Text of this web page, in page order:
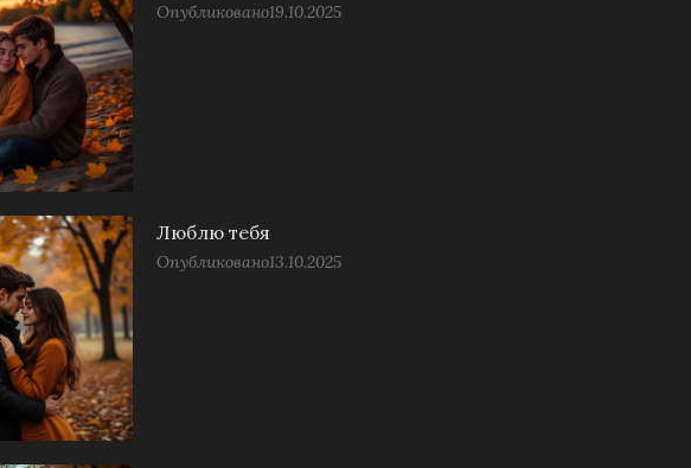
Опубликовано19.10.2025
Люблю тебя
Опубликовано13.10.2025